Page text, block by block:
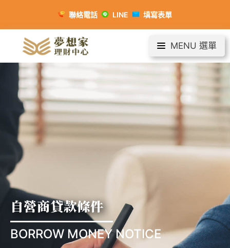
聯絡電話 LINE 填寫表單
MENU 選單
自營商貸款條件
BORROW MONEY NOTICE